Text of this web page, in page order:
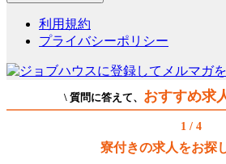
利用規約
プライバシーポリシー
\ 質問に答えて、 おすすめ求
1 / 4
寮付きの求人をお探